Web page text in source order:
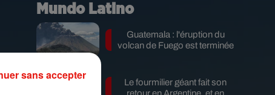
Mundo Latino
Guatemala : l'éruption du
volcan de Fuego est terminée
Le fourmilier géant fait son
retour en Argentine, et en
sans accepter